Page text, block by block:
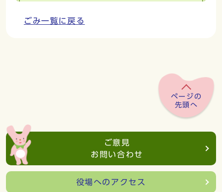
ごみ一覧に戻る
ページの
先頭へ
ご意見
お問い合わせ
役場へのアクセス